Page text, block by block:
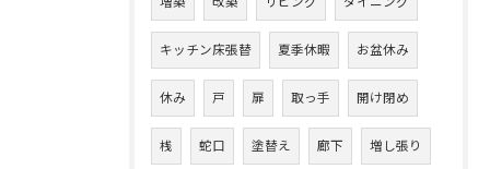
キッチン床張替 夏季休暇 お盆休み
休み 戸 扉 取っ手 開け閉め
桟 蛇口 塗替え 廊下 増し張り